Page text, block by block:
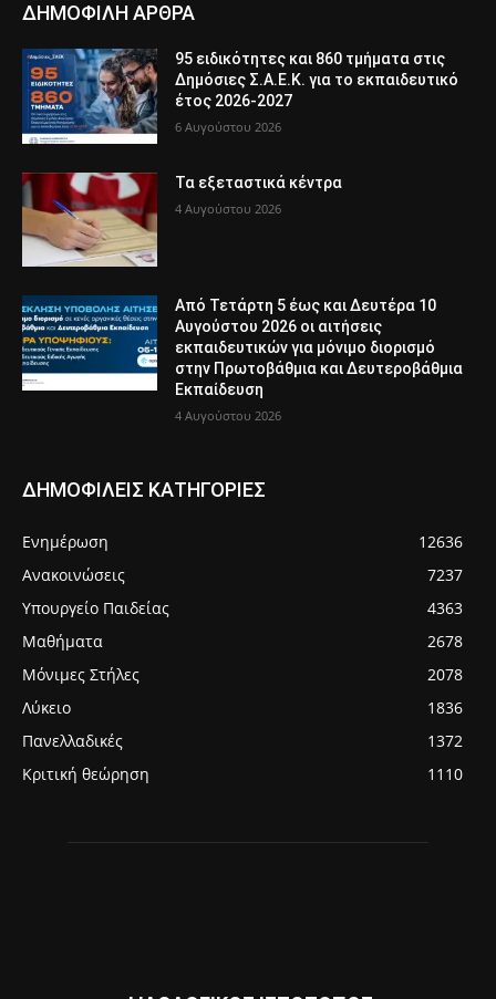
ΔΗΜΟΦΙΛΗ ΑΡΘΡΑ
95 ειδικότητες και 860 τμήματα στις
Δημόσιες Σ.Α.Ε.Κ. για το εκπαιδευτικό
έτος 2026-2027
6 Αυγούστου 2026
Τα εξεταστικά κέντρα
4 Αυγούστου 2026
Από Τετάρτη 5 έως και Δευτέρα 10
Αυγούστου 2026 οι αιτήσεις
εκπαιδευτικών για μόνιμο διορισμό
στην Πρωτοβάθμια και Δευτεροβάθμια
Εκπαίδευση
4 Αυγούστου 2026
ΔΗΜΟΦΙΛΕΙΣ ΚΑΤΗΓΟΡΙΕΣ
Ενημέρωση
12636
Ανακοινώσεις
7237
Υπουργείο Παιδείας
4363
Μαθήματα
2678
Μόνιμες Στήλες
2078
Λύκειο
1836
Πανελλαδικές
1372
Κριτική θεώρηση
1110